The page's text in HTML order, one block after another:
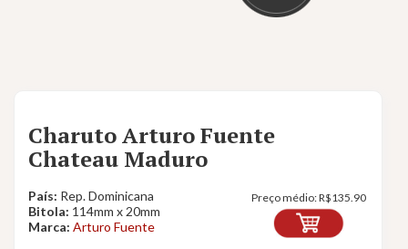
Charuto Arturo Fuente
Chateau Maduro
País: Rep. Dominicana
Bitola: 114mm x 20mm
Marca: Arturo Fuente
Preço médio:R$135.90